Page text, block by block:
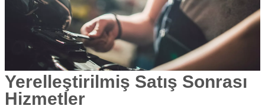
Yerelleştirilmiş Satış Sonrası
Hizmetler